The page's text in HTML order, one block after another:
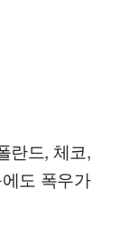
란드, 체코,
도 폭우가